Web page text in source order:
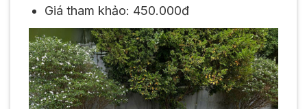
Giá tham khảo: 450.000đ